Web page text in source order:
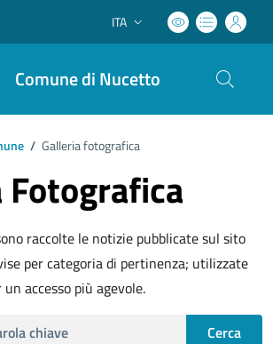
Lingua attiva:
ITA
Comune di Nucetto
/ Galleria fotografica
Fotografica
raccolte le notizie pubblicate sul sito
per categoria di pertinenza; utilizzate
accesso più agevole.
Cerca